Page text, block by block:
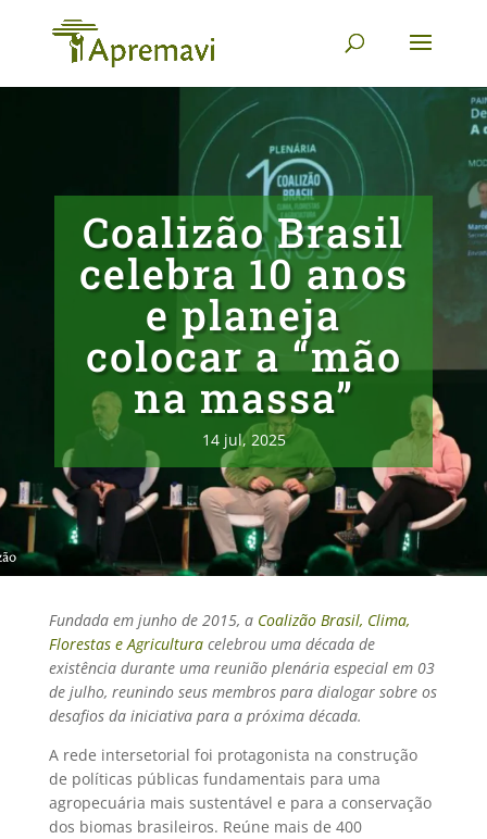
Coalizão Brasil
celebra 10 anos
e planeja
colocar a “mão
na massa”
14 jul, 2025
Fundada em junho de 2015, a Coalizão Brasil, Clima,
Florestas e Agriculturacelebrou uma década de
existência durante uma reunião plenária especial em 03
de julho, reunindo seus membros para dialogar sobre os
desafios da iniciativa para a próxima década.
A rede intersetorial foi protagonista na construção
de políticas públicas fundamentais para uma
agropecuária mais sustentável e para a conservação
dos biomas brasileiros. Reúne mais de 400